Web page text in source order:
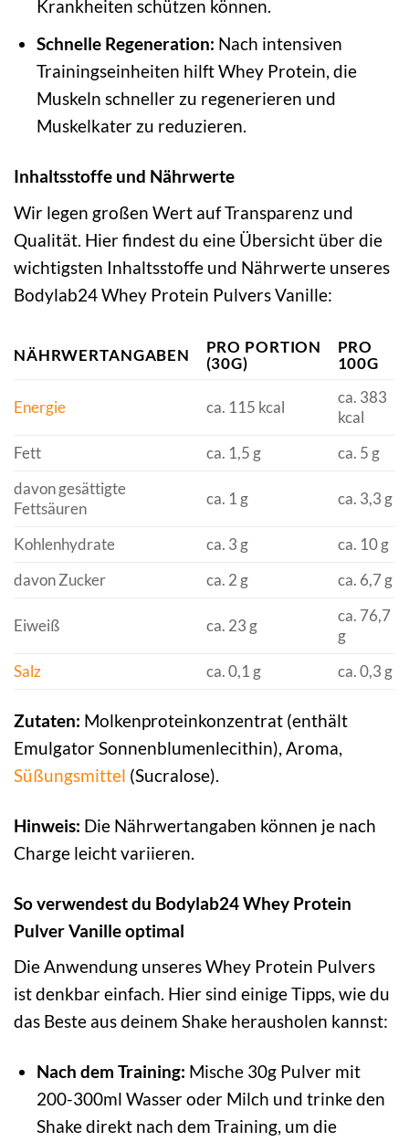
Krankheiten schützen können.
Schnelle Regeneration: Nach intensiven
Trainingseinheiten hilft Whey Protein, die
Muskeln schneller zu regenerieren und
Muskelkater zu reduzieren.
Inhaltsstoffe und Nährwerte
Wir legen großen Wert auf Transparenz und
Qualität. Hier findest du eine Übersicht über die
wichtigsten Inhaltsstoffe und Nährwerte unseres
Bodylab24 Whey Protein Pulvers Vanille:
NÄHRWERTANGABEN
PRO PORTION
(30G)
PRO
100G
Energie ca. 115 kcal
ca. 383
kcal
Fett
ca. 1,5 g
ca. 5 g
davon gesättigte
Fettsäuren
ca. 1 g ca. 3,3 g
Kohlenhydrate ca. 3 g
ca. 10 g
davon Zucker
ca. 2 g ca. 6,7 g
Eiweiß ca. 23 g
ca. 76,7
g
Salz
ca. 0,1 g ca. 0,3 g
Zutaten: Molkenproteinkonzentrat (enthält
Emulgator Sonnenblumenlecithin), Aroma,
Süßungsmittel (Sucralose).
Hinweis: Die Nährwertangaben können je nach
Charge leicht variieren.
So verwendest du Bodylab24 Whey Protein
Pulver Vanille optimal
Die Anwendung unseres Whey Protein Pulvers
ist denkbar einfach. Hier sind einige Tipps, wie du
das Beste aus deinem Shake herausholen kannst:
Nach dem Training: Mische 30g Pulver mit
200-300ml Wasser oder Milch und trinke den
Shake direkt nach dem Training, um die